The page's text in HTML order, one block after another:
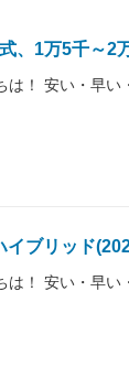
、1万5千～2
は！ 安い・早い
イブリッド
は！ 安い・早い